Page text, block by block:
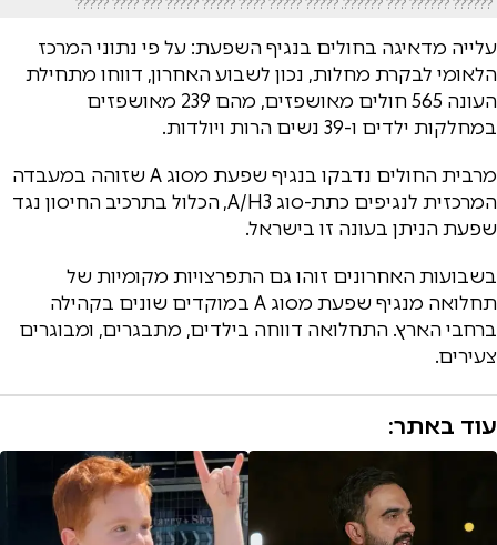
?????? ?????? ??? ??????. ????? ????? ???? ????? ????? ??? ???? ?????
עלייה מדאיגה בחולים בנגיף השפעת: על פי נתוני המרכז
הלאומי לבקרת מחלות, נכון לשבוע האחרון, דווחו מתחילת
העונה 565 חולים מאושפזים, מהם 239 מאושפזים
במחלקות ילדים ו-39 נשים הרות ויולדות.
מרבית החולים נדבקו בנגיף שפעת מסוג A שזוהה במעבדה
המרכזית לנגיפים כתת-סוג A/H3, הכלול בתרכיב החיסון נגד
שפעת הניתן בעונה זו בישראל.
בשבועות האחרונים זוהו גם התפרצויות מקומיות של
תחלואה מנגיף שפעת מסוג A במוקדים שונים בקהילה
ברחבי הארץ. התחלואה דווחה בילדים, מתבגרים, ומבוגרים
צעירים.
עוד באתר: